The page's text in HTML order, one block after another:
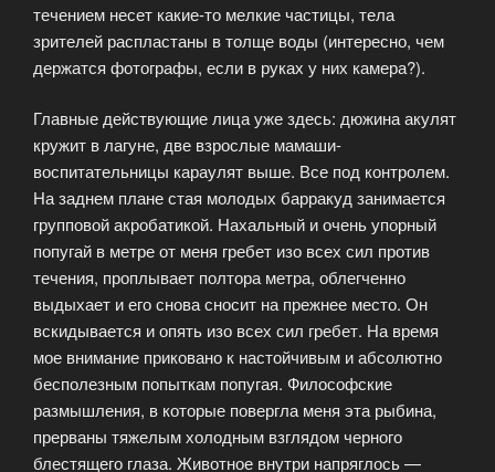
течением несет какие-то мелкие частицы, тела
зрителей распластаны в толще воды (интересно, чем
держатся фотографы, если в руках у них камера?).
Главные действующие лица уже здесь: дюжина акулят
кружит в лагуне, две взрослые мамаши-
воспитательницы караулят выше. Все под контролем.
На заднем плане стая молодых барракуд занимается
групповой акробатикой. Нахальный и очень упорный
попугай в метре от меня гребет изо всех сил против
течения, проплывает полтора метра, облегченно
выдыхает и его снова сносит на прежнее место. Он
вскидывается и опять изо всех сил гребет. На время
мое внимание приковано к настойчивым и абсолютно
бесполезным попыткам попугая. Философские
размышления, в которые повергла меня эта рыбина,
прерваны тяжелым холодным взглядом черного
блестящего глаза. Животное внутри напряглось —